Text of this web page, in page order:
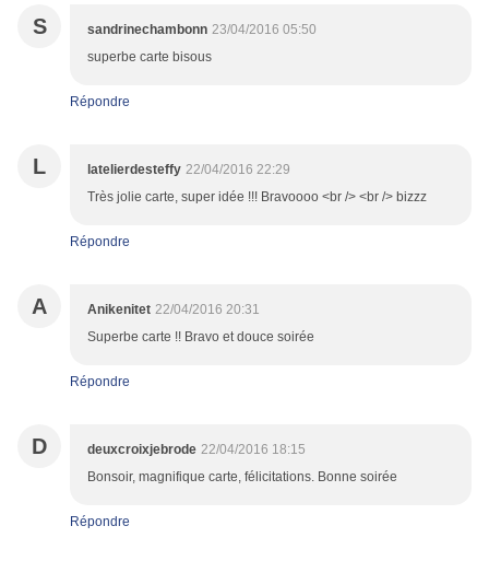
S sandrinechambonn 23/04/2016 05:50
superbe carte bisous
Répondre
L latelierdesteffy 22/04/2016 22:29
Très jolie carte, super idée !!! Bravoooo <br /> <br /> bizzz
Répondre
A Anikenitet 22/04/2016 20:31
Superbe carte !! Bravo et douce soirée
Répondre
D deuxcroixjebrode 22/04/2016 18:15
Bonsoir, magnifique carte, félicitations. Bonne soirée
Répondre